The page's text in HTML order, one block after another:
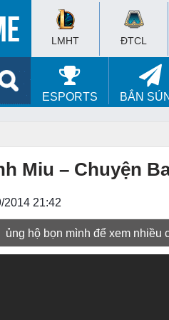
LMHT ĐTCL
ESPORTS BẮN
Miu – Chuyện
2014 21:42
ủng hộ bọn mình để xem nhiều